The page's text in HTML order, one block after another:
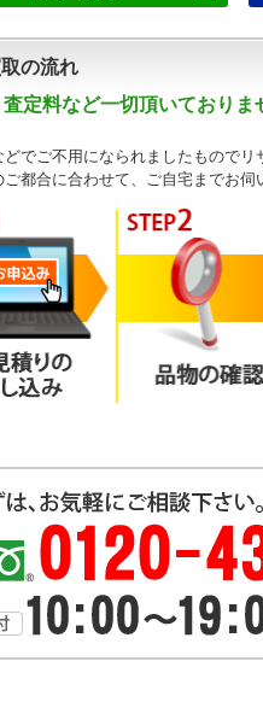
の流れ
定料など一切頂いており
どでご不用になられましたものでリ
都合に合わせて、ご自宅までお伺